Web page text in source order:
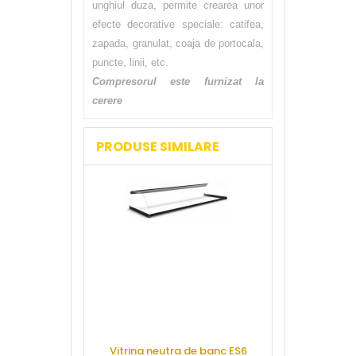
unghiul duza, permite crearea unor
efecte decorative speciale: catifea,
zapada, granulat, coaja de portocala,
puncte, linii, etc.
Compresorul este furnizat la
cerere
PRODUSE SIMILARE
Vitrina neutra de banc ES6